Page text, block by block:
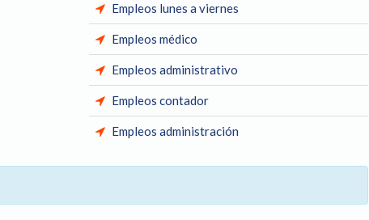
Empleos lunes a viernes
Empleos médico
Empleos administrativo
Empleos contador
Empleos administración